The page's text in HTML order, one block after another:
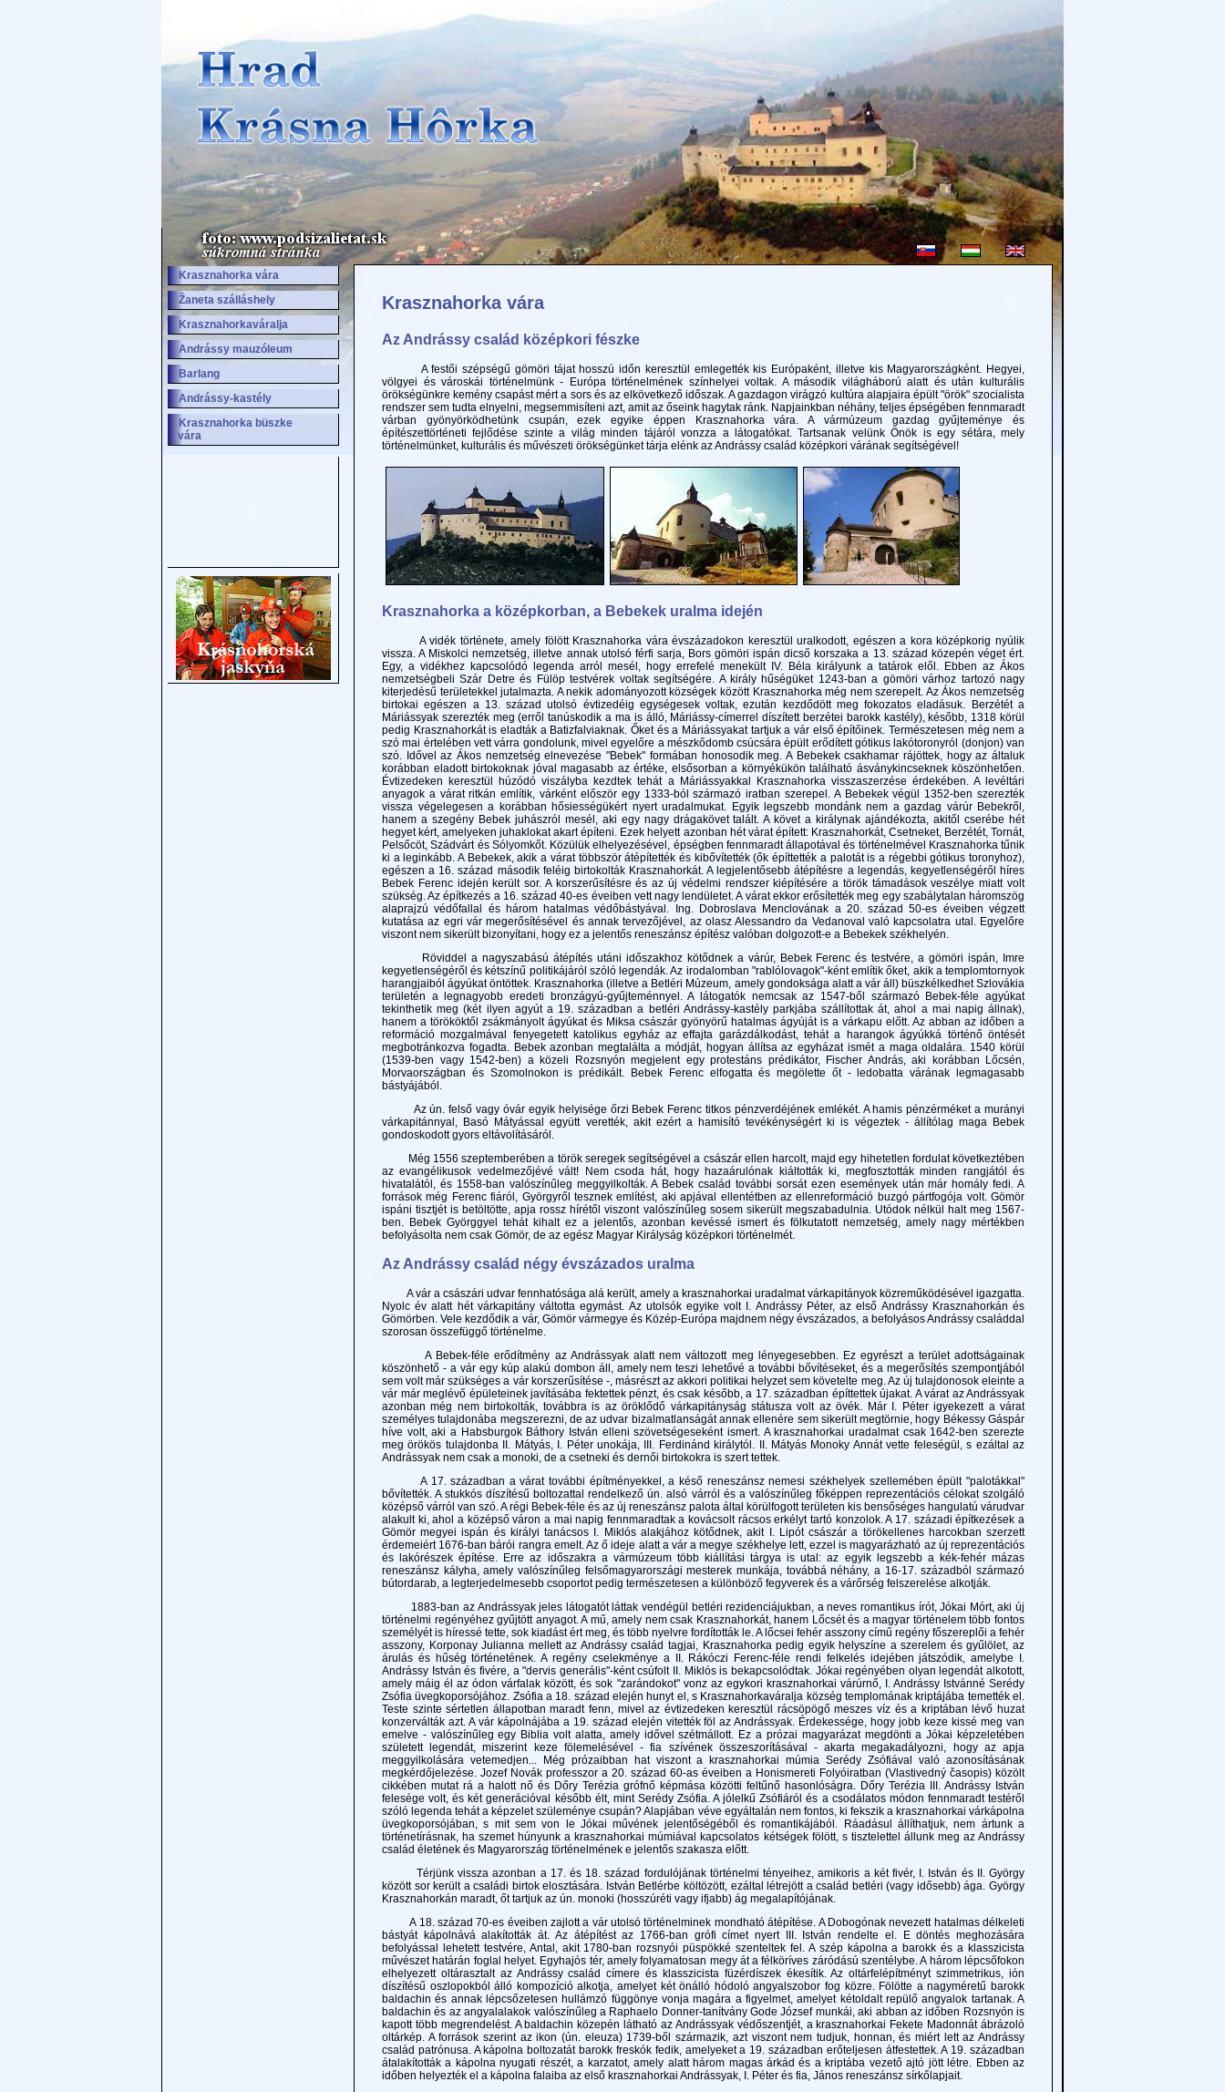
Krasznahorka vára
Žaneta szálláshely
Krasznahorkaváralja
Andrássy mauzóleum
Barlang
Andrássy-kastély
Krasznahorka büszke
vára
Krasznahorka vára
Az Andrássy család középkori fészke
A festői szépségű gömöri tájat hosszú időn keresztül emlegették kis Európaként, illetve kis Magyarországként. Hegyei,
völgyei és városkái történelmünk - Európa történelmének színhelyei voltak. A második világháború alatt és után kulturális
örökségünkre kemény csapást mért a sors és az elkövetkező időszak. A gazdagon virágzó kultúra alapjaira épült "örök" szocialista
rendszer sem tudta elnyelni, megsemmisíteni azt, amit az őseink hagytak ránk. Napjainkban néhány, teljes épségében fennmaradt
várban gyönyörködhetünk csupán, ezek egyike éppen Krasznahorka vára. A vármúzeum gazdag gyűjteménye és
építészettörténeti fejlődése szinte a világ minden tájáról vonzza a látogatókat. Tartsanak velünk Önök is egy sétára, mely
történelmünket, kulturális és művészeti örökségünket tárja elénk az Andrássy család középkori várának segítségével!
Krasznahorka a középkorban, a Bebekek uralma idején
A vidék története, amely fölött Krasznahorka vára évszázadokon keresztül uralkodott, egészen a kora középkorig nyúlik
vissza. A Miskolci nemzetség, illetve annak utolsó férfi sarja, Bors gömöri ispán dicső korszaka a 13. század közepén véget ért.
Egy, a vidékhez kapcsolódó legenda arról mesél, hogy errefelé menekült IV. Béla királyunk a tatárok elől. Ebben az Ákos
nemzetségbeli Szár Detre és Fülöp testvérek voltak segítségére. A király hűségüket 1243-ban a gömöri várhoz tartozó nagy
kiterjedésű területekkel jutalmazta. A nekik adományozott községek között Krasznahorka még nem szerepelt. Az Ákos nemzetség
birtokai egészen a 13. század utolsó évtizedéig egységesek voltak, ezután kezdődött meg fokozatos eladásuk. Berzétét a
Máriássyak szerezték meg (erről tanúskodik a ma is álló, Máriássy-címerrel díszített berzétei barokk kastély), később, 1318 körül
pedig Krasznahorkát is eladták a Batizfalviaknak. Őket és a Máriássyakat tartjuk a vár első építőinek. Természetesen még nem a
szó mai értelében vett várra gondolunk, mivel egyelőre a mészkődomb csúcsára épült erődített gótikus lakótoronyról (donjon) van
szó. Idővel az Ákos nemzetség elnevezése "Bebek" formában honosodik meg. A Bebekek csakhamar rájöttek, hogy az általuk
korábban eladott birtokoknak jóval magasabb az értéke, elsősorban a környékükön található ásványkincseknek köszönhetően.
Évtizedeken keresztül húzódó viszályba kezdtek tehát a Máriássyakkal Krasznahorka visszaszerzése érdekében. A levéltári
anyagok a várat ritkán említik, várként először egy 1333-ból származó iratban szerepel. A Bebekek végül 1352-ben szerezték
vissza végelegesen a korábban hősiességükért nyert uradalmukat. Egyik legszebb mondánk nem a gazdag várúr Bebekről,
hanem a szegény Bebek juhászról mesél, aki egy nagy drágakövet talált. A követ a királynak ajándékozta, akitől cserébe hét
hegyet kért, amelyeken juhaklokat akart építeni. Ezek helyett azonban hét várat épített: Krasznahorkát, Csetneket, Berzétét, Tornát,
Pelsőcöt, Szádvárt és Sólyomkőt. Közülük elhelyezésével, épségben fennmaradt állapotával és történelmével Krasznahorka tűnik
ki a leginkább. A Bebekek, akik a várat többször átépítették és kibővítették (ők építtették a palotát is a régebbi gótikus toronyhoz),
egészen a 16. század második feléig birtokolták Krasznahorkát. A legjelentősebb átépítésre a legendás, kegyetlenségéről híres
Bebek Ferenc idején került sor. A korszerűsítésre és az új védelmi rendszer kiépítésére a török támadások veszélye miatt volt
szükség. Az építkezés a 16. század 40-es éveiben vett nagy lendületet. A várat ekkor erősítették meg egy szabálytalan háromszög
alaprajzú védőfallal és három hatalmas védőbástyával. Ing. Dobroslava Menclovának a 20. század 50-es éveiben végzett
kutatása az egri vár megerősítésével és annak tervezőjével, az olasz Alessandro da Vedanoval való kapcsolatra utal. Egyelőre
viszont nem sikerült bizonyítani, hogy ez a jelentős reneszánsz építész valóban dolgozott-e a Bebekek székhelyén.
Röviddel a nagyszabású átépítés utáni időszakhoz kötődnek a várúr, Bebek Ferenc és testvére, a gömöri ispán, Imre
kegyetlenségéről és kétszínű politikájáról szóló legendák. Az irodalomban "rablólovagok"-ként említik őket, akik a templomtornyok
harangjaiból ágyúkat öntöttek. Krasznahorka (illetve a Betléri Múzeum, amely gondoksága alatt a vár áll) büszkélkedhet Szlovákia
területén a legnagyobb eredeti bronzágyú-gyűjteménnyel. A látogatók nemcsak az 1547-ből származó Bebek-féle agyúkat
tekinthetik meg (két ilyen agyút a 19. században a betléri Andrássy-kastély parkjába szállítottak át, ahol a mai napig állnak),
hanem a törököktől zsákmányolt ágyúkat és Miksa császár gyönyörű hatalmas ágyúját is a várkapu előtt. Az abban az időben a
reformáció mozgalmával fenyegetett katolikus egyház az effajta garázdálkodást, tehát a harangok ágyúkká történő öntését
megbotránkozva fogadta. Bebek azonban megtalálta a módját, hogyan állítsa az egyházat ismét a maga oldalára. 1540 körül
(1539-ben vagy 1542-ben) a közeli Rozsnyón megjelent egy protestáns prédikátor, Fischer András, aki korábban Lőcsén,
Morvaországban és Szomolnokon is prédikált. Bebek Ferenc elfogatta és megölette őt - ledobatta várának legmagasabb
bástyájából.
Az ún. felső vagy óvár egyik helyisége őrzi Bebek Ferenc titkos pénzverdéjének emlékét. A hamis pénzérméket a murányi
várkapitánnyal, Basó Mátyással együtt verették, akit ezért a hamisító tevékénységért ki is végeztek - állítólag maga Bebek
gondoskodott gyors eltávolításáról.
Még 1556 szeptemberében a török seregek segítségével a császár ellen harcolt, majd egy hihetetlen fordulat következtében
az evangélikusok vedelmezőjévé vált! Nem csoda hát, hogy hazaárulónak kiáltották ki, megfosztották minden rangjától és
hivatalától, és 1558-ban valószínűleg meggyilkolták. A Bebek család további sorsát ezen események után már homály fedi. A
források még Ferenc fiáról, Györgyről tesznek említést, aki apjával ellentétben az ellenreformáció buzgó pártfogója volt. Gömör
ispáni tisztjét is betöltötte, apja rossz hírétől viszont valószínűleg sosem sikerült megszabadulnia. Utódok nélkül halt meg 1567-
ben. Bebek Györggyel tehát kihalt ez a jelentős, azonban kevéssé ismert és fölkutatott nemzetség, amely nagy mértékben
befolyásolta nem csak Gömör, de az egész Magyar Királyság középkori történelmét.
Az Andrássy család négy évszázados uralma
A vár a császári udvar fennhatósága alá került, amely a krasznahorkai uradalmat várkapitányok közreműködésével igazgatta.
Nyolc év alatt hét várkapitány váltotta egymást. Az utolsók egyike volt I. Andrássy Péter, az első Andrássy Krasznahorkán és
Gömörben. Vele kezdődik a vár, Gömör vármegye és Közép-Európa majdnem négy évszázados, a befolyásos Andrássy családdal
szorosan összefüggő történelme.
A Bebek-féle erődítmény az Andrássyak alatt nem változott meg lényegesebben. Ez egyrészt a terület adottságainak
köszönhető - a vár egy kúp alakú dombon áll, amely nem teszi lehetővé a további bővítéseket, és a megerősítés szempontjából
sem volt már szükséges a vár korszerűsítése -, másrészt az akkori politikai helyzet sem követelte meg. Az új tulajdonosok eleinte a
vár már meglévő épületeinek javításába fektettek pénzt, és csak később, a 17. században építtettek újakat. A várat az Andrássyak
azonban még nem birtokolták, továbbra is az öröklődő várkapitányság státusza volt az övék. Már I. Péter igyekezett a várat
személyes tulajdonába megszerezni, de az udvar bizalmatlanságát annak ellenére sem sikerült megtörnie, hogy Békessy Gáspár
híve volt, aki a Habsburgok Báthory István elleni szövetségeseként ismert. A krasznahorkai uradalmat csak 1642-ben szerezte
meg örökös tulajdonba II. Mátyás, I. Péter unokája, III. Ferdinánd királytól. II. Mátyás Monoky Annát vette feleségül, s ezáltal az
Andrássyak nem csak a monoki, de a csetneki és dernői birtokokra is szert tettek.
A 17. században a várat további építményekkel, a késő reneszánsz nemesi székhelyek szellemében épült "palotákkal"
bővítették. A stukkós díszítésű boltozattal rendelkező ún. alsó várról és a valószínűleg főképpen reprezentációs célokat szolgáló
középső várról van szó. A régi Bebek-féle és az új reneszánsz palota által körülfogott területen kis bensőséges hangulatú várudvar
alakult ki, ahol a középső váron a mai napig fennmaradtak a kovácsolt rácsos erkélyt tartó konzolok. A 17. századi építkezések a
Gömör megyei ispán és királyi tanácsos I. Miklós alakjához kötődnek, akit I. Lipót császár a törökellenes harcokban szerzett
érdemeiért 1676-ban bárói rangra emelt. Az ő ideje alatt a vár a megye székhelye lett, ezzel is magyarázható az új reprezentációs
és lakórészek építése. Erre az időszakra a vármúzeum több kiállítási tárgya is utal: az egyik legszebb a kék-fehér mázas
reneszánsz kályha, amely valószínűleg felsőmagyarországi mesterek munkája, továbbá néhány, a 16-17. századból származó
bútordarab, a legterjedelmesebb csoportot pedig természetesen a különböző fegyverek és a várőrség felszerelése alkotják.
1883-ban az Andrássyak jeles látogatót láttak vendégül betléri rezidenciájukban, a neves romantikus írót, Jókai Mórt, aki új
történelmi regényéhez gyűjtött anyagot. A mű, amely nem csak Krasznahorkát, hanem Lőcsét és a magyar történelem több fontos
személyét is híressé tette, sok kiadást ért meg, és több nyelvre fordították le. A lőcsei fehér asszony című regény főszereplői a fehér
asszony, Korponay Julianna mellett az Andrássy család tagjai, Krasznahorka pedig egyik helyszíne a szerelem és gyűlölet, az
árulás és hűség történetének. A regény cselekménye a II. Rákóczi Ferenc-féle rendi felkelés idejében játszódik, amelybe I.
Andrássy István és fivére, a "dervis generális"-ként csúfolt II. Miklós is bekapcsolódtak. Jókai regényében olyan legendát alkotott,
amely máig él az ódon várfalak között, és sok "zarándokot" vonz az egykori krasznahorkai várúrnő, I. Andrássy Istvánné Serédy
Zsófia üvegkoporsójához. Zsófia a 18. század elején hunyt el, s Krasznahorkaváralja község templomának kriptájába temették el.
Teste szinte sértetlen állapotban maradt fenn, mivel az évtizedeken keresztül rácsöpögő meszes víz és a kriptában lévő huzat
konzerválták azt. A vár kápolnájába a 19. század elején vitették föl az Andrássyak. Érdekessége, hogy jobb keze kissé meg van
emelve - valószínűleg egy Biblia volt alatta, amely idővel szétmállott. Ez a prózai magyarázat megdönti a Jókai képzeletében
született legendát, miszerint keze fölemelésével - fia szívének összeszorításával - akarta megakadályozni, hogy az apja
meggyilkolására vetemedjen... Még prózaibban hat viszont a krasznahorkai múmia Serédy Zsófiával való azonosításának
megkérdőjelezése. Jozef Novák professzor a 20. század 60-as éveiben a Honismereti Folyóiratban (Vlastivedný časopis) közölt
cikkében mutat rá a halott nő és Dőry Terézia grófnő képmása közötti feltűnő hasonlóságra. Dőry Terézia III. Andrássy István
felesége volt, és két generációval később élt, mint Serédy Zsófia. A jólelkű Zsófiáról és a csodálatos módon fennmaradt testéről
szóló legenda tehát a képzelet szüleménye csupán? Alapjában véve egyáltalán nem fontos, ki fekszik a krasznahorkai várkápolna
üvegkoporsójában, s mit sem von le Jókai művének jelentőségéből és romantikájából. Ráadásul állíthatjuk, nem ártunk a
történetírásnak, ha szemet húnyunk a krasznahorkai múmiával kapcsolatos kétségek fölött, s tisztelettel állunk meg az Andrássy
család életének és Magyarország történelmének e jelentős szakasza előtt.
Térjünk vissza azonban a 17. és 18. század fordulójának történelmi tényeihez, amikoris a két fivér, I. István és II. György
között sor került a családi birtok elosztására. István Betlérbe költözött, ezáltal létrejött a család betléri (vagy idősebb) ága. György
Krasznahorkán maradt, őt tartjuk az ún. monoki (hosszúréti vagy ifjabb) ág megalapítójának.
A 18. század 70-es éveiben zajlott a vár utolsó történelminek mondható átépítése. A Dobogónak nevezett hatalmas délkeleti
bástyát kápolnává alakították át. Az átépítést az 1766-ban grófi címet nyert III. István rendelte el. E döntés meghozására
befolyással lehetett testvére, Antal, akit 1780-ban rozsnyói püspökké szenteltek fel. A szép kápolna a barokk és a klasszicista
művészet határán foglal helyet. Egyhajós tér, amely folyamatosan megy át a félköríves záródású szentélybe. A három lépcsőfokon
elhelyezett oltárasztalt az Andrássy család címere és klasszicista füzérdíszek ékesítik. Az oltárfelépítményt szimmetrikus, ión
díszítésű oszlopokból álló kompozíció alkotja, amelyet két önálló hódoló angyalszobor fog közre. Fölötte a nagyméretű barokk
baldachin és annak lépcsőzetesen hullámzó függönye vonja magára a figyelmet, amelyet kétoldalt repülő angyalok tartanak. A
baldachin és az angyalalakok valószínűleg a Raphaelo Donner-tanítvány Gode József munkái, aki abban az időben Rozsnyón is
kapott több megrendelést. A baldachin közepén látható az Andrássyak védőszentjét, a krasznahorkai Fekete Madonnát ábrázoló
oltárkép. A források szerint az ikon (ún. eleuza) 1739-ből származik, azt viszont nem tudjuk, honnan, és miért lett az Andrássy
család patrónusa. A kápolna boltozatát barokk freskók fedik, amelyeket a 19. században erőteljesen átfestettek. A 19. században
átalakították a kápolna nyugati részét, a karzatot, amely alatt három magas árkád és a kriptába vezető ajtó jött létre. Ebben az
időben helyezték el a kápolna falaiba az első krasznahorkai Andrássyak, I. Péter és fia, János reneszánsz sírkőlapjait.